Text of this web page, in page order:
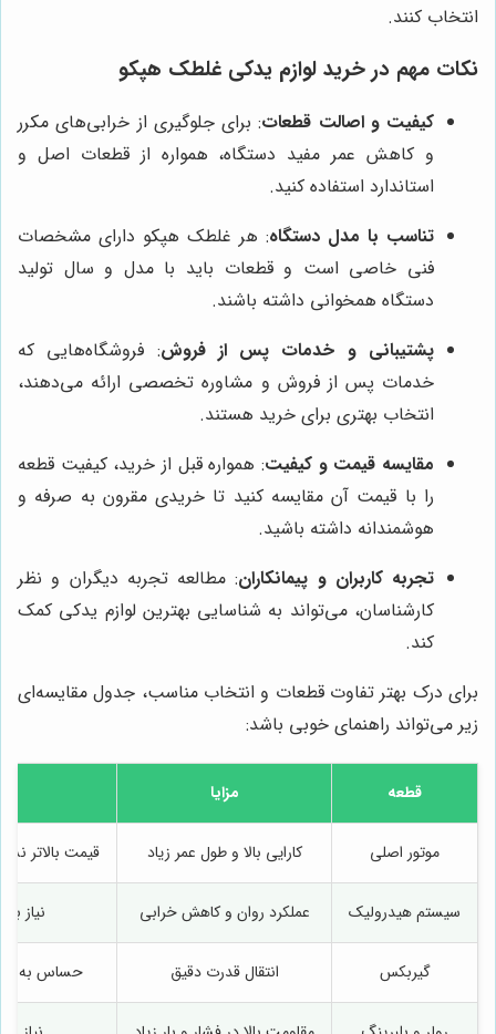
انتخاب کنند.
نکات مهم در خرید لوازم یدکی غلطک هپکو
کیفیت و اصالت قطعات: برای جلوگیری از خرابی‌های مکرر
و کاهش عمر مفید دستگاه، همواره از قطعات اصل و
استاندارد استفاده کنید.
تناسب با مدل دستگاه: هر غلطک هپکو دارای مشخصات
فنی خاصی است و قطعات باید با مدل و سال تولید
دستگاه همخوانی داشته باشند.
پشتیبانی و خدمات پس از فروش: فروشگاه‌هایی که
خدمات پس از فروش و مشاوره تخصصی ارائه می‌دهند،
انتخاب بهتری برای خرید هستند.
مقایسه قیمت و کیفیت: همواره قبل از خرید، کیفیت قطعه
را با قیمت آن مقایسه کنید تا خریدی مقرون به صرفه و
هوشمندانه داشته باشید.
تجربه کاربران و پیمانکاران: مطالعه تجربه دیگران و نظر
کارشناسان، می‌تواند به شناسایی بهترین لوازم یدکی کمک
کند.
برای درک بهتر تفاوت قطعات و انتخاب مناسب، جدول مقایسه‌ای
زیر می‌تواند راهنمای خوبی باشد:
قطعه مزایا
موتور اصلی کارایی بالا و طول عمر زیاد قیمت بالاتر
سیستم هیدرولیک عملکرد روان و کاهش خرابی نیاز
گیربکس انتقال قدرت دقیق حساس به